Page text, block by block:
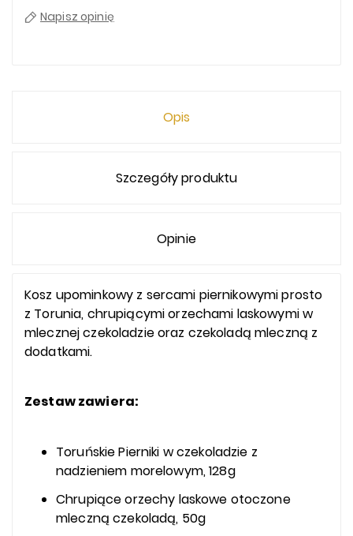
Napisz opinię
Opis
Szczegóły produktu
Opinie
Kosz upominkowy z sercami piernikowymi prosto
z Torunia, chrupiącymi orzechami laskowymi w
mlecznej czekoladzie oraz czekoladą mleczną z
dodatkami.
Zestaw zawiera:
Toruńskie Pierniki w czekoladzie z
nadzieniem morelowym, 128g
Chrupiące orzechy laskowe otoczone
mleczną czekoladą, 50g